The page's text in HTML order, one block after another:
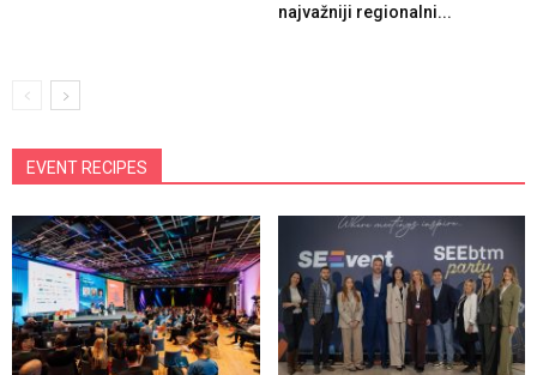
najvažniji regionalni...
EVENT RECIPES